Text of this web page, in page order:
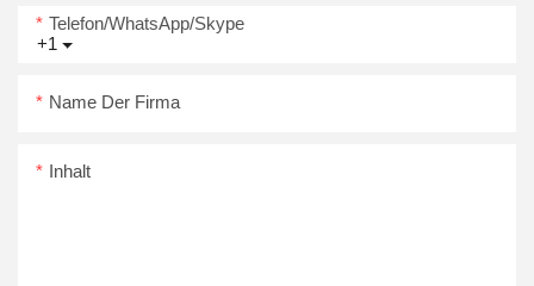
+1
Telefon/WhatsApp/Skype
Name Der Firma
Inhalt